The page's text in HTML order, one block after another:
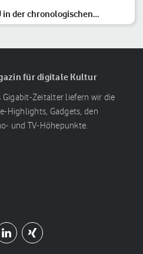
in der chronologischen
für digitale Kultur
Gigabit-Zeitalter liefern wir die
Highlights, Gadgets, den
und TV-Höhepunkte.